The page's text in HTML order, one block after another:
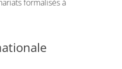
organisations sportives pour
d'adaptation et d'évolution
avec l'environnement
formalisés à